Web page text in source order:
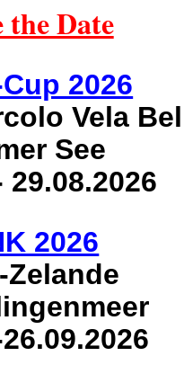
the Date
2026
Vela
See
29.08.2026
2026
Zelande